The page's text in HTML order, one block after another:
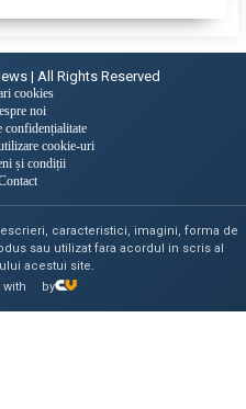
| All Rights Reserved
cookies
noi
confidențialitate
cookie-uri
și condiții
caracteristici, imagini, forma de
sau utilizat fara acordul in scris al
acestui site.
with
by